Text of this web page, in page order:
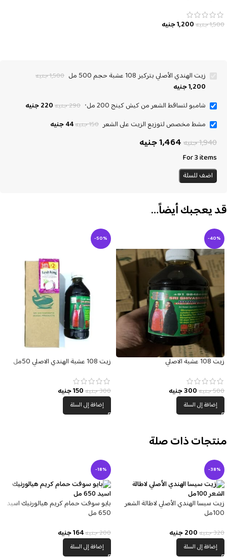
1,500جنيه1,200جنيه
زيت الهندي الأصلي بتركيز 108 عشبة حجم 500 مل 1,500جنيه
1,200جنيه
شامبو لتساقط الشعر من كيش كينج 200 مل٠
290جنيه220جنيه
مشط مخصص لتوزيع الزيت على الشعر 150جنيه44جنيه
1,940جنيه1,464جنيه
For 3 items
اضف للسلة
قد يعجبك أيضاً…
-40%
زيت 108 عشبة الاصلي
500جنيه300جنيه
إضافة إلى السلة
-50%
زيت 108 عشبة الهندي الاصلي 50مل
300جنيه150جنيه
إضافة إلى السلة
منتجات ذات صلة
-38%
زيت سيسا الهندي الأصلي لاطالة الشعر
100مل
320جنيه200جنيه
إضافة إلى السلة
-18%
بايو سوفت حمام كريم هيالورنيك اسيد
650 مل
200جنيه164جنيه
إضافة إلى السلة